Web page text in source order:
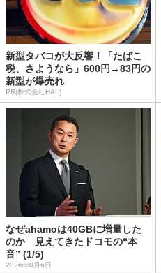
新型タバコが大反響！「たばこ
税、さようなら」600円→83円の
新型が爆売れ
PR(株式会社HAL)
なぜahamoは40GBに増量した
のか 見えてきたドコモの“本
音” (1/5)
2026年8月6日